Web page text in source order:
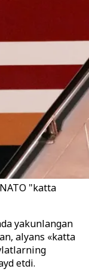
"katta
yakunlangan
alyans «katta
etdi.